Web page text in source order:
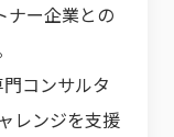
ー企業との
コンサルタ
レンジを支援